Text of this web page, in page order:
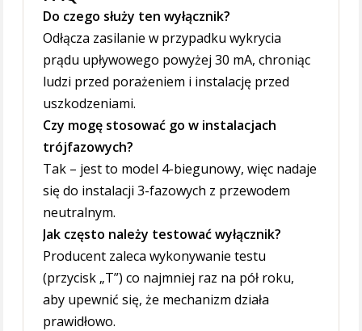
Do czego służy ten wyłącznik?
Odłącza zasilanie w przypadku wykrycia
prądu upływowego powyżej 30 mA, chroniąc
ludzi przed porażeniem i instalację przed
uszkodzeniami.
Czy mogę stosować go w instalacjach
trójfazowych?
Tak – jest to model 4-biegunowy, więc nadaje
się do instalacji 3-fazowych z przewodem
neutralnym.
Jak często należy testować wyłącznik?
Producent zaleca wykonywanie testu
(przycisk „T”) co najmniej raz na pół roku,
aby upewnić się, że mechanizm działa
prawidłowo.